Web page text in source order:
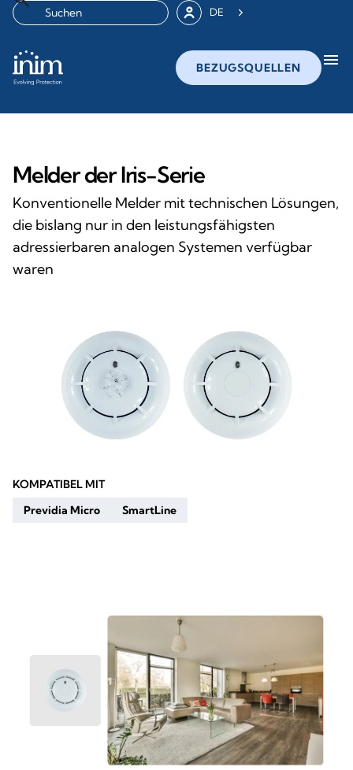
DE
BEZUGSQUELLEN menu
Melder der Iris-Serie
Konventionelle Melder mit technischen Lösungen,
die bislang nur in den leistungsfähigsten
adressierbaren analogen Systemen verfügbar
waren
KOMPATIBEL MIT
Previdia Micro
SmartLine